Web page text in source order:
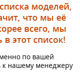
моделей,
что мы её
всего, мы
этот список!
по вашей
к нашему менеджеру